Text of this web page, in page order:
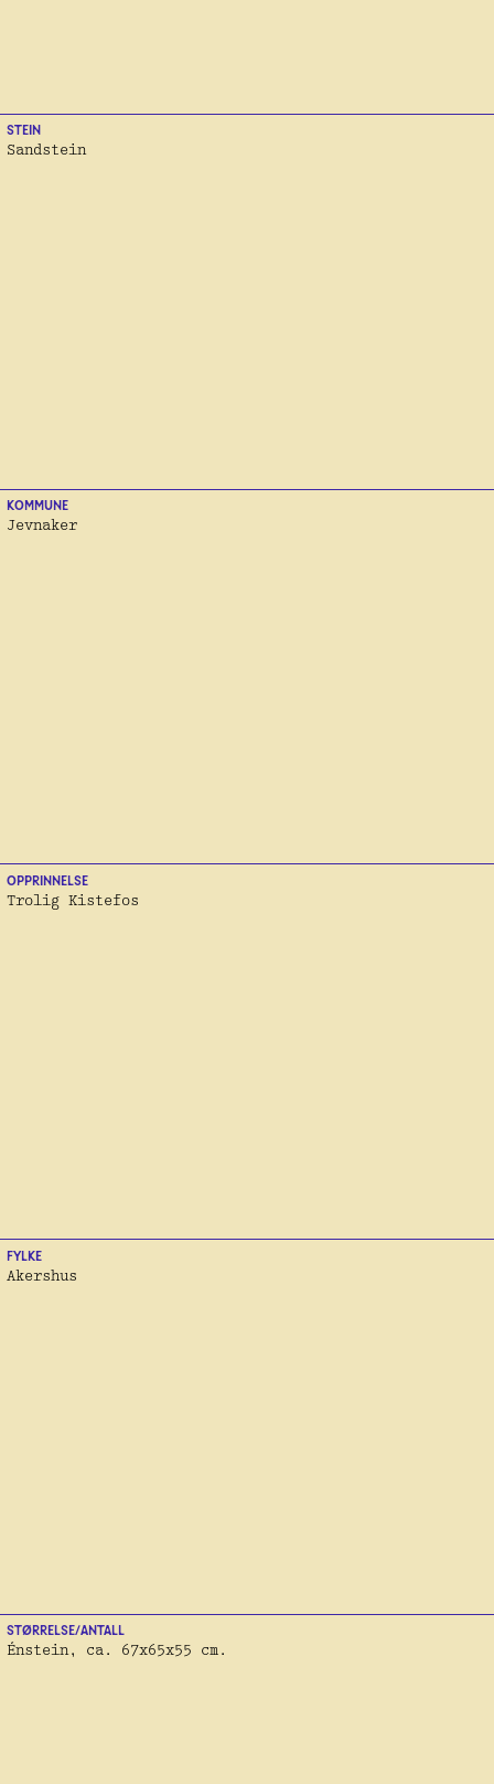
STEIN
Sandstein
KOMMUNE
Jevnaker
OPPRINNELSE
Trolig Kistefos
FYLKE
Akershus
STØRRELSE/ANTALL
Énstein, ca. 67x65x55 cm.